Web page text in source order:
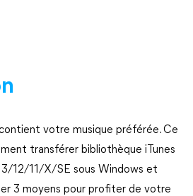
votre musique préférée. Ce
transférer bibliothèque iTunes
12/11/X/SE sous Windows et
3 moyens pour profiter de votre